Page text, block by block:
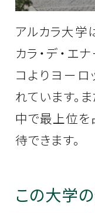
アルカラ大学
カラ・デ・エ
コよりヨー
れています。
中で最上位を
待できます。
この大学